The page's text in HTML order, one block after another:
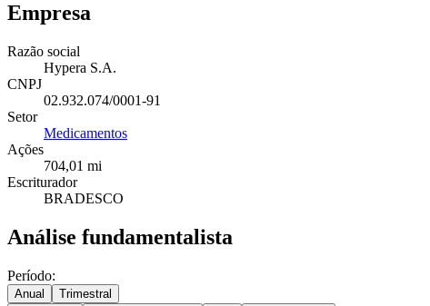
Empresa
Razão social
Hypera S.A.
CNPJ
02.932.074/0001-91
Setor
Medicamentos
Ações
704,01 mi
Escriturador
BRADESCO
Análise fundamentalista
Período:
Anual
Trimestral